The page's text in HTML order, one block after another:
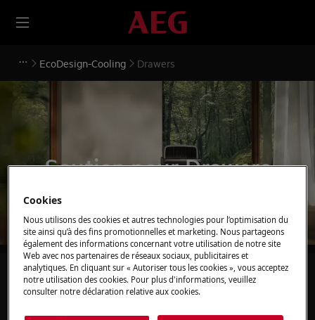
EcoDesign-Cooling Drawers
Soutien pour Drawers
Recherchez parmi nos articles d'assistance
Cookies
Nous utilisons des cookies et autres technologies pour l’optimisation du
site ainsi qu’à des fins promotionnelles et marketing. Nous partageons
également des informations concernant votre utilisation de notre site
Web avec nos partenaires de réseaux sociaux, publicitaires et
analytiques. En cliquant sur « Autoriser tous les cookies », vous acceptez
notre utilisation des cookies. Pour plus d'informations, veuillez
consulter notre déclaration relative aux cookies.